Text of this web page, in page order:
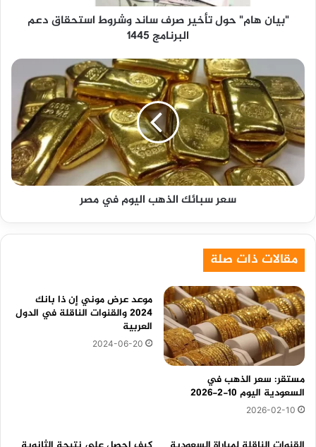
البرنامج"بيان هام" حول تأخير صرف ساند وشروط استحقاق دعم
البرنامج 1445
سعر
سبائك
الذهب
اليوم
في
مصر
سعر سبائك الذهب اليوم في مصر
مقالات ذات صلة
مستقر: سعر الذهب في
السعودية اليوم 10-2-2026
2026-02-10
موعد عرض موني إن ذا بانك
2024 والقنوات الناقلة في الدول
العربية
2024-06-20